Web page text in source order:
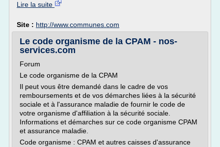
Lire la suite
Site : http://www.communes.com
Le code organisme de la CPAM - nos-
services.com
Forum
Le code organisme de la CPAM
Il peut vous être demandé dans le cadre de vos
remboursements et de vos démarches liées à la sécurité
sociale et à l'assurance maladie de fournir le code de
votre organisme d'affiliation à la sécurité sociale.
Informations et démarches sur ce code organisme CPAM
et assurance maladie.
Code organisme : CPAM et autres caisses d'assurance